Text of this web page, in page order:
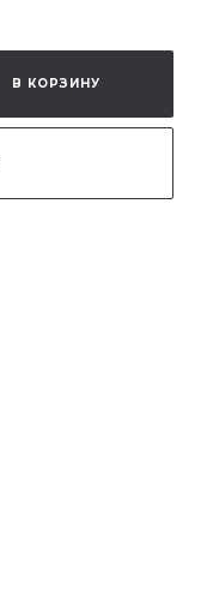
В КОРЗИНУ